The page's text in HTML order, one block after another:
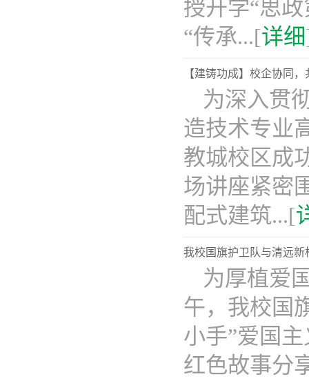
授开学“思
“传承...[详细
【建铸功成】校企协同
为深入贯
造技术专业
教城校区成
场讲座紧密
配式建筑...[
我校国旗护卫队与清远新
为厚植爱
午，我校国
小手”爱国
红色故事分